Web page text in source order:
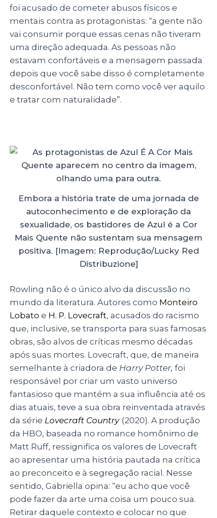
foi acusado de cometer abusos físicos e
mentais contra as protagonistas: “a gente não
vai consumir porque essas cenas não tiveram
uma direção adequada. As pessoas não
estavam confortáveis e a mensagem passada
depois que você sabe disso é completamente
desconfortável. Não tem como você ver aquilo
e tratar com naturalidade”.
Embora a história trate de uma jornada de
autoconhecimento e de exploração da
sexualidade, os bastidores de Azul é a Cor
Mais Quente não sustentam sua mensagem
positiva. [Imagem: Reprodução/Lucky Red
Distribuzione]
Rowling não é o único alvo da discussão no
mundo da literatura. Autores como Monteiro
Lobato e H. P. Lovecraft, acusados do racismo
que, inclusive, se transporta para suas famosas
obras, são alvos de críticas mesmo décadas
após suas mortes. Lovecraft, que, de maneira
semelhante à criadora de Harry Potter, foi
responsável por criar um vasto universo
fantasioso que mantém a sua influência até os
dias atuais, teve a sua obra reinventada através
da série Lovecraft Country (2020). A produção
da HBO, baseada no romance homônimo de
Matt Ruff, ressignifica os valores de Lovecraft
ao apresentar uma história pautada na crítica
ao preconceito e à segregação racial. Nesse
sentido, Gabriella opina: “eu acho que você
pode fazer da arte uma coisa um pouco sua.
Retirar daquele contexto e colocar no que